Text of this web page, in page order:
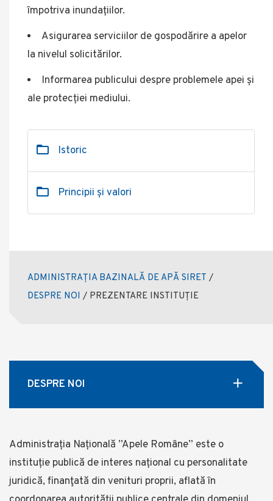
împotriva inundațiilor.
Asigurarea serviciilor de gospodărire a apelor
la nivelul solicitărilor.
Informarea publicului despre problemele apei și
ale protecției mediului.
Istoric
Principii și valori
ADMINISTRAȚIA BAZINALĂ DE APĂ SIRET /
DESPRE NOI / PREZENTARE INSTITUȚIE
DESPRE NOI
Administrația Națională ”Apele Române” este o
instituție publică de interes național cu personalitate
juridică, finanţată din venituri proprii, aflată în